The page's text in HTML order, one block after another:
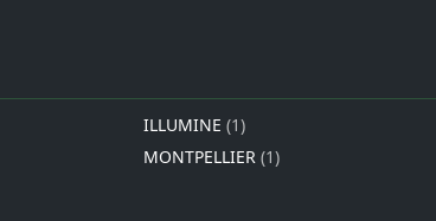
ILLUMINE (1)
MONTPELLIER (1)